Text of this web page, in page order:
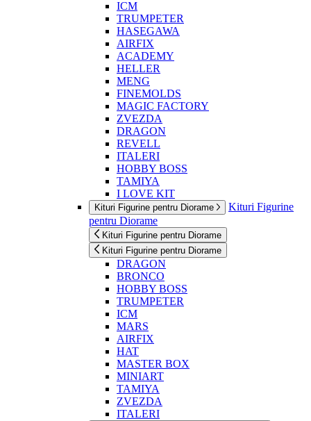
ICM
TRUMPETER
HASEGAWA
AIRFIX
ACADEMY
HELLER
MENG
FINEMOLDS
MAGIC FACTORY
ZVEZDA
DRAGON
REVELL
ITALERI
HOBBY BOSS
TAMIYA
I LOVE KIT
Kituri Figurine pentru Diorame
Kituri Figurine
pentru Diorame
Kituri Figurine pentru Diorame
Kituri Figurine pentru Diorame
DRAGON
BRONCO
HOBBY BOSS
TRUMPETER
ICM
MARS
AIRFIX
HAT
MASTER BOX
MINIART
TAMIYA
ZVEZDA
ITALERI